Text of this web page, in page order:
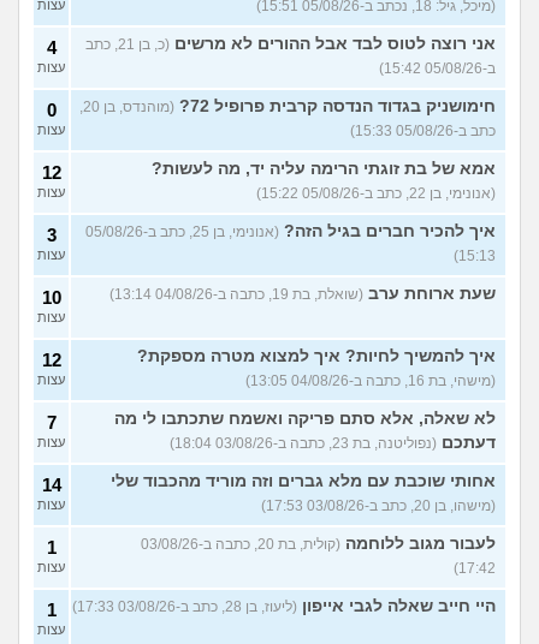
(מיכל, גיל: 18, נכתב ב-05/08/26 15:51) עצות
אני רוצה לטוס לבד אבל ההורים לא מרשים
(כ, בן 21, כתב
ב-05/08/26 15:42)
4
עצות
חימושניק בגדוד הנדסה קרבית פרופיל 72?
כתב ב-05/08/26 15:33)
0
עצות
אמא של בת זוגתי הרימה עליה יד, מה לעשות?
(אנונימי, בן 22, כתב ב-05/08/26 15:22)
12
עצות
איך להכיר חברים בגיל הזה?
(אנונימי, בן 25, כתב ב-05/08/26
15:13)
3
עצות
שעת ארוחת ערב (שואלת, בת 19, כתבה ב-04/08/26 13:14) 10
עצות
איך להמשיך לחיות? איך למצוא מטרה מספקת?
(מישהי, בת 16, כתבה ב-04/08/26 13:05)
12
עצות
לא שאלה, אלא סתם פריקה ואשמח שתכתבו לי מה
דעתכם (נפוליטנה, בת 23, כתבה ב-03/08/26 18:04)
7
עצות
אחותי שוכבת עם מלא גברים וזה מוריד מהכבוד שלי
(מישהו, בן 20, כתב ב-03/08/26 17:53)
14
עצות
לעבור מגוב ללוחמה
(קולית, בת 20, כתבה ב-03/08/26
17:42)
1
עצות
היי חייב שאלה לגבי אייפון (ליעוז, בן 28, כתב ב-03/08/26 17:33) 1
עצות